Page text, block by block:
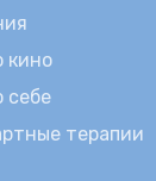
кино
себе
терапии